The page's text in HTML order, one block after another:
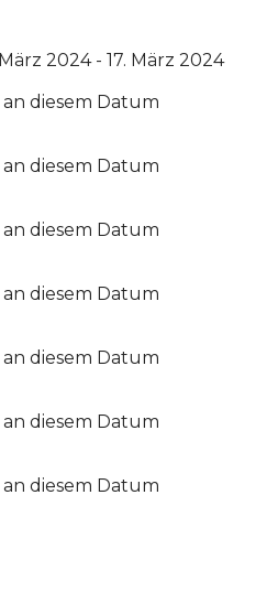
März 2024 - 17. März 2024
diesem Datum
diesem Datum
diesem Datum
diesem Datum
diesem Datum
diesem Datum
diesem Datum